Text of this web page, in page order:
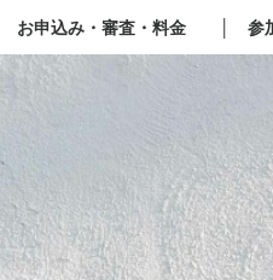
│ お申込み・審査・料金 │ 参